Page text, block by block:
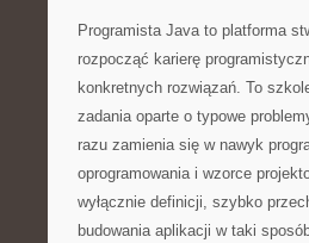
Programista Java to platforma
rozpocząć karierę
konkretnych rozwiązań. To
zadania oparte o typowe
razu zamienia się w nawyk
oprogramowania i wzorce
wyłącznie definicji, szybko
budowania aplikacji w taki